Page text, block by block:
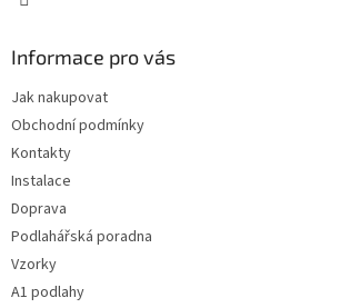
Informace pro vás
Jak nakupovat
Obchodní podmínky
Kontakty
Instalace
Doprava
Podlahářská poradna
Vzorky
A1 podlahy